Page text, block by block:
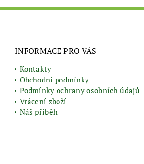
INFORMACE PRO VÁS
Kontakty
Obchodní podmínky
Podmínky ochrany osobních údajů
Vrácení zboží
Náš příběh